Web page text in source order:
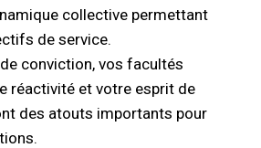
collective permettant
de service.
conviction, vos facultés
réactivité et votre esprit de
des atouts importants pour